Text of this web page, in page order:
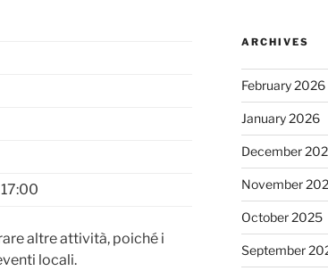
altre attività, poiché i
locali.
ARCHIVES
February 2026
January 2026
December
November
October 2025
September